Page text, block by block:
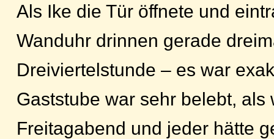
Als Ike die Tür öffnete und
Wanduhr drinnen gerade
Dreiviertelstunde – es war
Gaststube war sehr belebt, als
Freitagabend und jeder hätte